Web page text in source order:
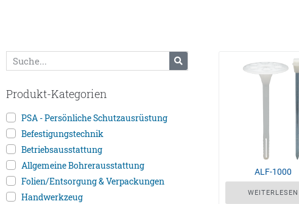
Produkt-Kategorien
PSA - Persönliche Schutzausrüstung
Befestigungstechnik
Betriebsausstattung
Allgemeine Bohrerausstattung
Folien/Entsorgung & Verpackungen
Handwerkzeug
ALF-1000
WEITERLESEN